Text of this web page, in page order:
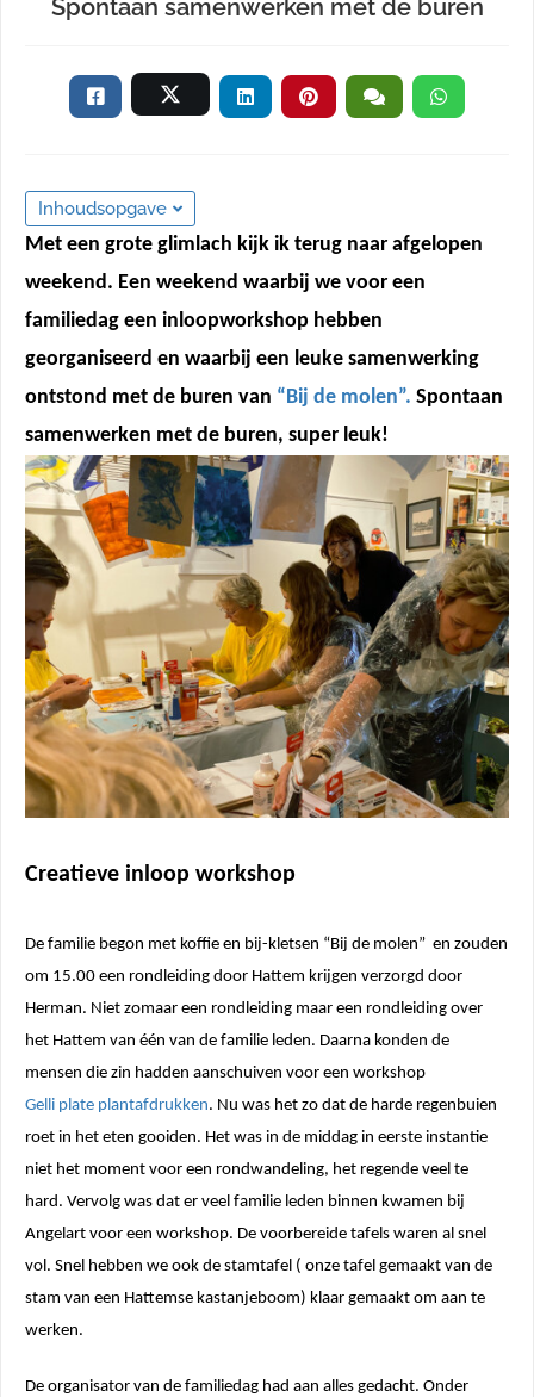
Spontaan samenwerken met de buren
Inhoudsopgave
Met een grote glimlach kijk ik terug naar afgelopen
weekend. Een weekend waarbij we voor een
familiedag een inloopworkshop hebben
georganiseerd en waarbij een leuke samenwerking
ontstond met de buren van “Bij de molen”. Spontaan
samenwerken met de buren, super leuk!
Creatieve inloop workshop
De familie begon met koffie en bij-kletsen “Bij de molen” en zouden
om 15.00 een rondleiding door Hattem krijgen verzorgd door
Herman. Niet zomaar een rondleiding maar een rondleiding over
het Hattem van één van de familie leden. Daarna konden de
mensen die zin hadden aanschuiven voor een workshop
Gelli plate plantafdrukken. Nu was het zo dat de harde regenbuien
roet in het eten gooiden. Het was in de middag in eerste instantie
niet het moment voor een rondwandeling, het regende veel te
hard. Vervolg was dat er veel familie leden binnen kwamen bij
Angelart voor een workshop. De voorbereide tafels waren al snel
vol. Snel hebben we ook de stamtafel ( onze tafel gemaakt van de
stam van een Hattemse kastanjeboom) klaar gemaakt om aan te
werken.
De organisator van de familiedag had aan alles gedacht. Onder
de
te
van
op
te
de
tonen
op het
deze